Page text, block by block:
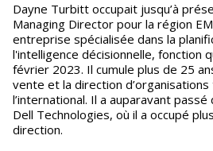
Dayne Turbitt occupait jusqu’à
Managing Director pour la région
entreprise spécialisée dans la
l'intelligence décisionnelle, fonction
février 2023. Il cumule plus de 25
vente et la direction
l’international. Il a auparavant
Dell Technologies, où il a occupé
direction.